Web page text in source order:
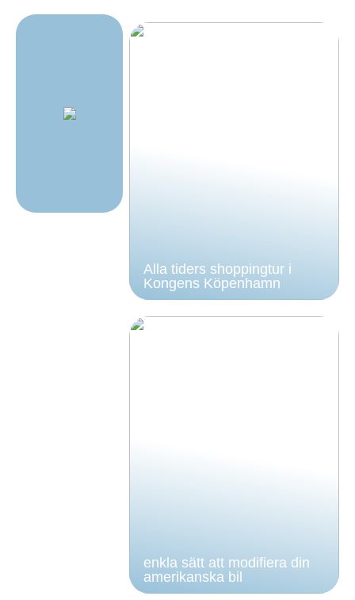
Alla tiders shoppingtur i
Kongens Köpenhamn
enkla sätt att modifiera din
amerikanska bil